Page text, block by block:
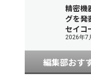
精密機
グを発
セイコ
2026年7
編集部おす